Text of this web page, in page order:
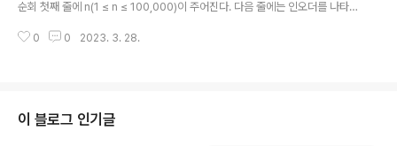
순회 첫째 줄에 n(1 ≤ n ≤ 100,000)이 주어진다. 다음 줄에는 인오더를 나타
진다. www.acmicpc.net 소스 코드 import sys sys.setrecursionlimit
0 0 2023. 3. 28.
이 블로그 인기글